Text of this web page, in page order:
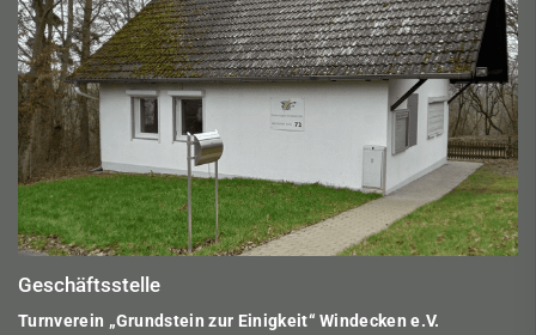
Geschäftsstelle
Turnverein „Grundstein zur Einigkeit“ Windecken e.V.